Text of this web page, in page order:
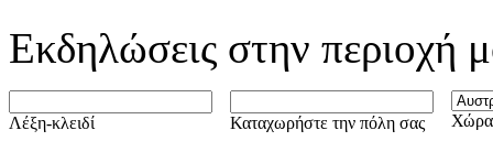
Εκδηλώσεις στην περιοχή
Λέξη-κλειδί Καταχωρήστε την πόλη σας Χώρα